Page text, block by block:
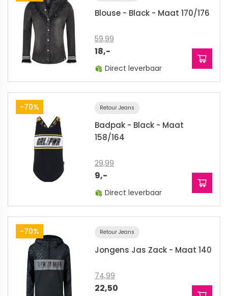
Blouse - Black - Maat 170/176
59,99
18,-
Direct leverbaar
-70% Retour Jeans
Badpak - Black - Maat
158/164
29,99
9,-
Direct leverbaar
-70% Retour Jeans
Jongens Jas Zack - Maat 140
74,99
22,50